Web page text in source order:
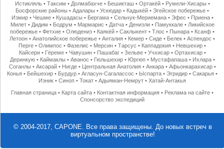
Истикляль• Таксим • Долмабахче• Бешикташ • Ортакёй• Румели-Хисары •
Босфорские районы •Адалары •Ускюдар • Кадыкёй •Эгейское побережье •
Измир• Чешме• Кушадасы • Бергама• Сельчук-Мериемана• Эфес • Приена•
Милет• Дидим • Бодрум • Мармарис • Датча• Денизли• Памуккале• Ликийское
побережье •Фетхие •Олюдениз • Каякёй •Саклыкент •Тлос • Пынара • Ксанф •
Летоон •Анатолийское побережье •Анталия • Кемер •Сиде • Белек •Аспендос •
Перге •Олимпос •Фазелис • Мерсин •Тарсус • Каппадокия • Невшехир •
Кайсери• Гёреме• Чавушин• Пашабаг• Зельве• Учхисар• Ортахисар•
Деринкую• Каймаклы • Аванос • Гюльшехир• Юргюп• Мустафапаша• Ихлара•
Соганлы • Аксарай• Нигде• Центральная Анатолия• Анкара• Афьонкарахисар•
Конья • Бейшехир • Бурдур •Агласун-Сагалассос • Ыспарта •Эгридир •Сакарья •
Изник •Синоп •Токат •Адыяман-Немрут •Хатай-Антакья
Главная страница • Карта сайта • Контактная информация • Реклама на сайте •
Спонсорство экспедиций
© 2004-2017, CAPONE. Все права защищены. До новых встреч в
виртуальном пространстве!